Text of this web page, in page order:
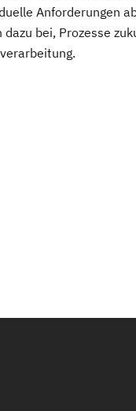
Anforderungen
bei, Prozesse